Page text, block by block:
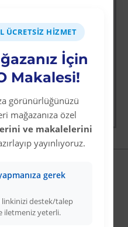
ÜCRETSIZ HIZMET
İçin
Makalesi!
görünürlüğünüzü
mağazanıza özel
ve makalelerini
yayınlıyoruz.
gerek
linkinizi destek/talep
iletmeniz yeterli.
-69 %
Üyelere Özel Fiyat
Üye Olunuz